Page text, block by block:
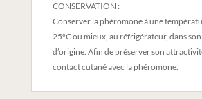
CONSERVATION :
Conserver la phéromone à une
25°C ou mieux, au réfrigérateur, dans
d’origine. Afin de préserver son
contact cutané avec la phéromone.